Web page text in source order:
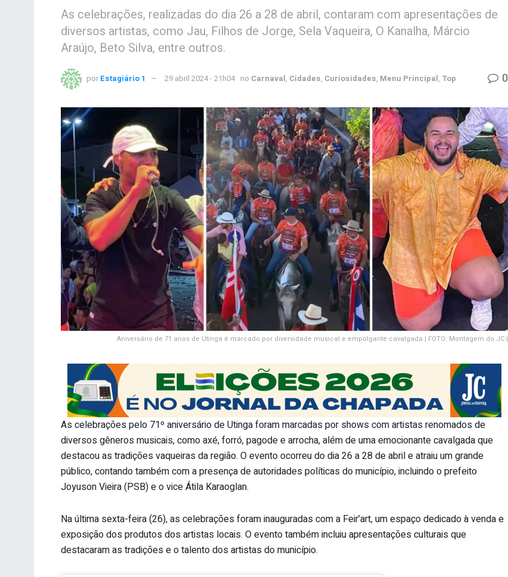
As celebrações, realizadas do dia 26 a 28 de abril, contaram com apresentações de
diversos artistas, como Jau, Filhos de Jorge, Sela Vaqueira, O Kanalha, Márcio
Araújo, Beto Silva, entre outros.
por Estagiário 1 29 abril 2024 - 21h04 no Carnaval, Cidades, Curiosidades, Menu Principal, Top 0
Aniversário de 71 anos de Utinga é marcado por diversidade musical e empolgante cavalgada | FOTO: Montagem do JC |
As celebrações pelo 71º aniversário de Utinga foram marcadas por shows com artistas renomados de
diversos gêneros musicais, como axé, forró, pagode e arrocha, além de uma emocionante cavalgada que
destacou as tradições vaqueiras da região. O evento ocorreu do dia 26 a 28 de abril e atraiu um grande
público, contando também com a presença de autoridades políticas do município, incluindo o prefeito
Joyuson Vieira (PSB) e o vice Átila Karaoglan.
Na última sexta-feira (26), as celebrações foram inauguradas com a Feir’art, um espaço dedicado à venda e
exposição dos produtos dos artistas locais. O evento também incluiu apresentações culturais que
destacaram as tradições e o talento dos artistas do município.